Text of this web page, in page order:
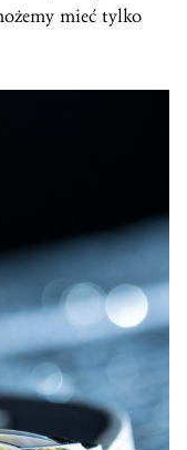
mieć tylko